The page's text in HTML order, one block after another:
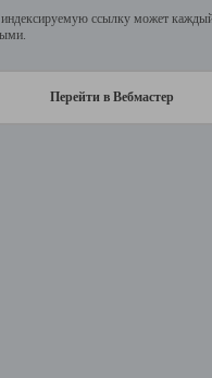
индексируемую ссылку может
Перейти в Вебмастер